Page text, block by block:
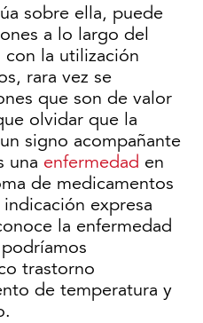
sobre ella, puede
a lo largo del
la utilización
rara vez se
que son de valor
olvidar que la
signo acompañante
una enfermedad en
de medicamentos
expresa
la enfermedad
trastorno
de temperatura y